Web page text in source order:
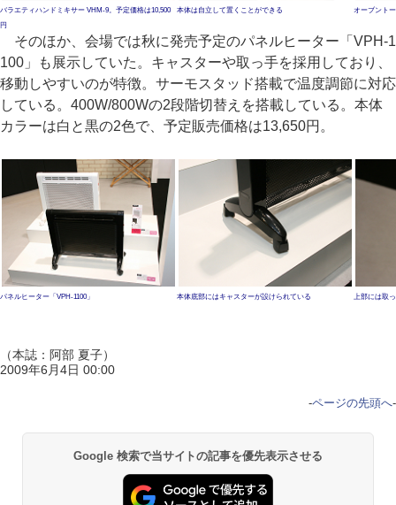
バラエティハンドミキサー VHM-9。予定価格は10,500
円
本体は自立して置くことができる オーブント
そのほか、会場では秋に発売予定のパネルヒーター「VPH-1
100」も展示していた。キャスターや取っ手を採用しており、
移動しやすいのが特徴。サーモスタッド搭載で温度調節に対応
している。400W/800Wの2段階切替えを搭載している。本体
カラーは白と黒の2色で、予定販売価格は13,650円。
パネルヒーター「VPH-1100」 本体底部にはキャスターが設けられている 上部には取
（本誌：阿部 夏子）
2009年6月4日 00:00
-ページの先頭へ-
Google 検索で当サイトの記事を優先表示させる